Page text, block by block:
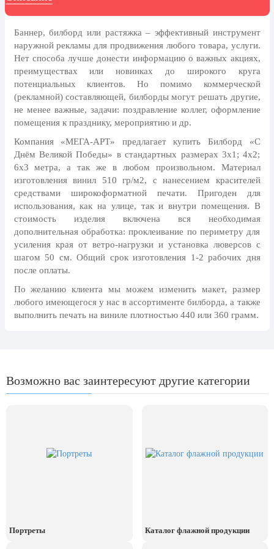
8 марта, Международный женский
27 марта, День театра
1 апреля, День смеха
Апрель, Месячник по
благоустройству
День геолога (первое воскресенье
Светлая Пасха
12 апреля, День космонавтики
18 апреля, Дни исторического и
культурного наследия
1 мая, праздник Весны и Труда
6 мая, День герба и флага города
Москвы
24 мая, День славянской
письменности и культуры
28 мая, День пограничника
12 июня, День России
Выпускной для школ и ВУЗов
Верности
Баннер, билборд или растяжка – эффективный инструмент
наружной рекламы для продвижения любого товара, услуги.
Нет способа лучше донести информацию о важных акциях,
преимуществах или новинках до широкого круга
потенциальных клиентов. Но помимо коммерческой
(рекламной) составляющей, билборды могут решать другие,
не менее важные, задачи: поздравление коллег, оформление
помещения к празднику, мероприятию и др.
Компания «МЕГА-АРТ» предлагает купить Билборд «С
Днём Великой Победы» в стандартных размерах 3х1; 4х2;
6х3 метра, а так же в любом произвольном. Материал
изготовления винил 510 гр/м2, с нанесением красителей
средствами широкоформатной печати. Пригоден для
использования, как на улице, так и внутри помещения. В
стоимость изделия включена вся необходимая
дополнительная обработка: проклеивание по периметру для
усиления края от ветро-нагрузки и установка люверсов с
шагом 50 см. Общий срок изготовления 1-2 рабочих дня
после оплаты.
По желанию клиента мы можем изменить макет, размер
любого имеющегося у нас в ассортименте билборда, а также
выполнить печать на виниле плотностью 440 или 360 грамм.
Возможно вас заинтересуют другие категории
Портреты Каталог флажной продукции